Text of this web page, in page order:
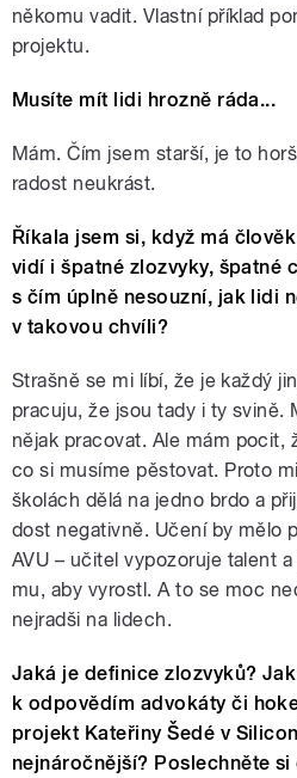
někomu vadit. Vlastní příklad
projektu.
Musíte mít lidi hrozně ráda...
Mám. Čím jsem starší, je to
radost neukrást.
Říkala jsem si, když má
vidí i špatné zlozvyky, špatné
s čím úplně nesouzní, jak lidi
v takovou chvíli?
Strašně se mi líbí, že je každý
pracuju, že jsou tady i ty svině.
nějak pracovat. Ale mám pocit,
co si musíme pěstovat. Proto
školách dělá na jedno brdo a
dost negativně. Učení by mělo
AVU – učitel vypozoruje talent
mu, aby vyrostl. A to se moc
nejradši na lidech.
Jaká je definice zlozvyků?
k odpovědím advokáty či
projekt Kateřiny Šedé v
nejnáročnější? Poslechněte